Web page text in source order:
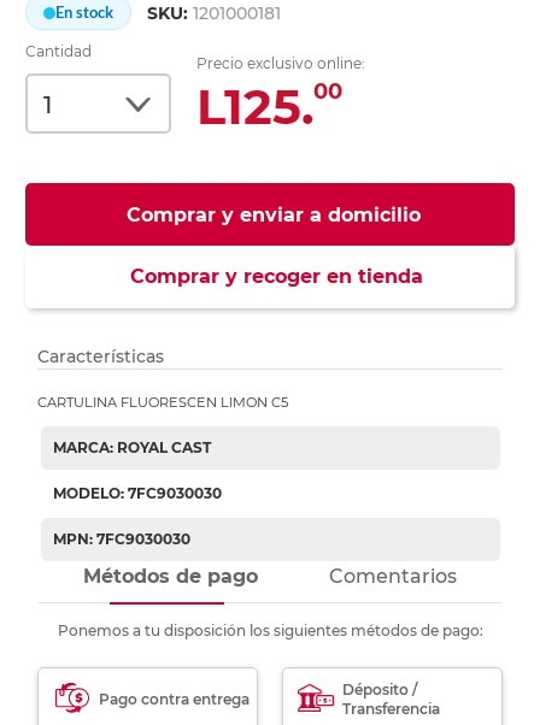
En stock SKU:1201000181
Cantidad
Precio exclusivo online:
L125.00
Comprar y enviar a domicilio
Comprar y recoger en tienda
Características
CARTULINA FLUORESCEN LIMON C5
MARCA: ROYAL CAST
MODELO: 7FC9030030
MPN: 7FC9030030
Métodos de pago Comentarios
Ponemos a tu disposición los siguientes métodos de pago:
Pago contra entrega
Déposito /
Transferencia